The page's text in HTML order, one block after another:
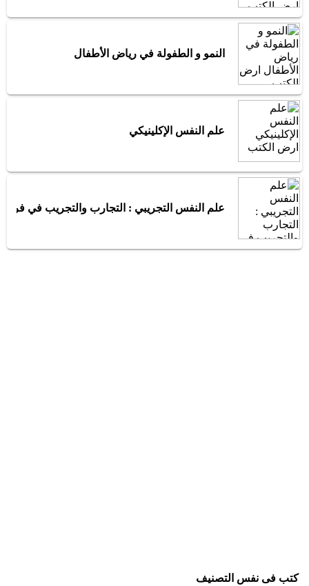
النمو و الطفولة في رياض الأطفال
علم النفس الإكلينيكي
علم النفس التجريبي : التجارب والتجريب في
كتب فى نفس التصنيف